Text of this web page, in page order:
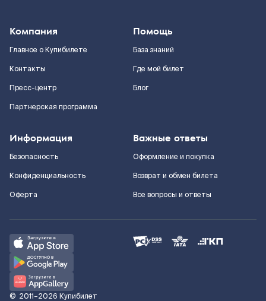
Компания
Главное о Купибилете
Контакты
Пресс-центр
Партнерская программа
Помощь
База знаний
Где мой билет
Блог
Информация
Безопасность
Конфиденциальность
Оферта
Важные ответы
Оформление и покупка
Возврат и обмен билета
Все вопросы и ответы
© 2011–2026 Купибилет